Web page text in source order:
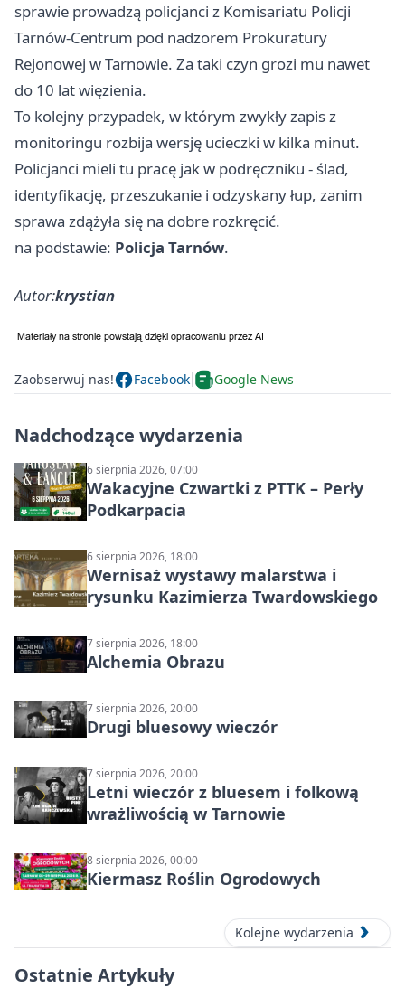
sprawie prowadzą policjanci z Komisariatu Policji
Tarnów-Centrum pod nadzorem Prokuratury
Rejonowej w Tarnowie. Za taki czyn grozi mu nawet
do 10 lat więzienia.
To kolejny przypadek, w którym zwykły zapis z
monitoringu rozbija wersję ucieczki w kilka minut.
Policjanci mieli tu pracę jak w podręczniku - ślad,
identyfikację, przeszukanie i odzyskany łup, zanim
sprawa zdążyła się na dobre rozkręcić.
na podstawie: Policja Tarnów.
Autor:krystian
Zaobserwuj nas! Facebook Google News
Nadchodzące wydarzenia
6 sierpnia 2026, 07:00
Wakacyjne Czwartki z PTTK – Perły
Podkarpacia
6 sierpnia 2026, 18:00
Wernisaż wystawy malarstwa i
rysunku Kazimierza Twardowskiego
7 sierpnia 2026, 18:00
Alchemia Obrazu
7 sierpnia 2026, 20:00
Drugi bluesowy wieczór
7 sierpnia 2026, 20:00
Letni wieczór z bluesem i folkową
wrażliwością w Tarnowie
8 sierpnia 2026, 00:00
Kiermasz Roślin Ogrodowych
Kolejne wydarzenia
Ostatnie Artykuły